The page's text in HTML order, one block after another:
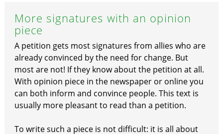
More signatures with an opinion
piece
A petition gets most signatures from allies who are
already convinced by the need for change. But
most are not! If they know about the petition at all.
With opinion piece in the newspaper or online you
can both inform and convince people. This text is
usually more pleasant to read than a petition.
To write such a piece is not difficult: it is all about